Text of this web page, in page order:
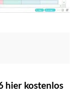
hier kostenlos